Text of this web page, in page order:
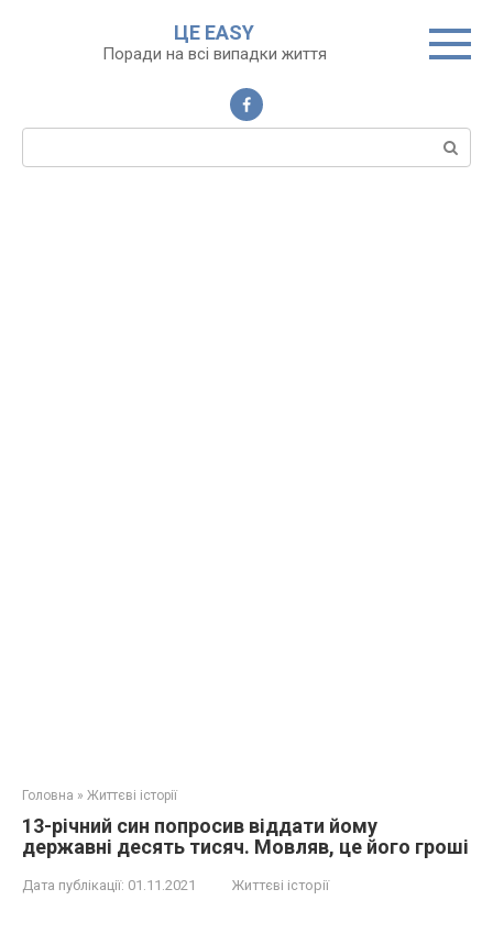
ЦЕ EASY
Поради на всі випадки життя
Пошук:
Головна » Життєві історії
13-річний син попросив віддати йому
державні десять тисяч. Мовляв, це його гроші
Дата публікації: 01.11.2021 Життєві історії